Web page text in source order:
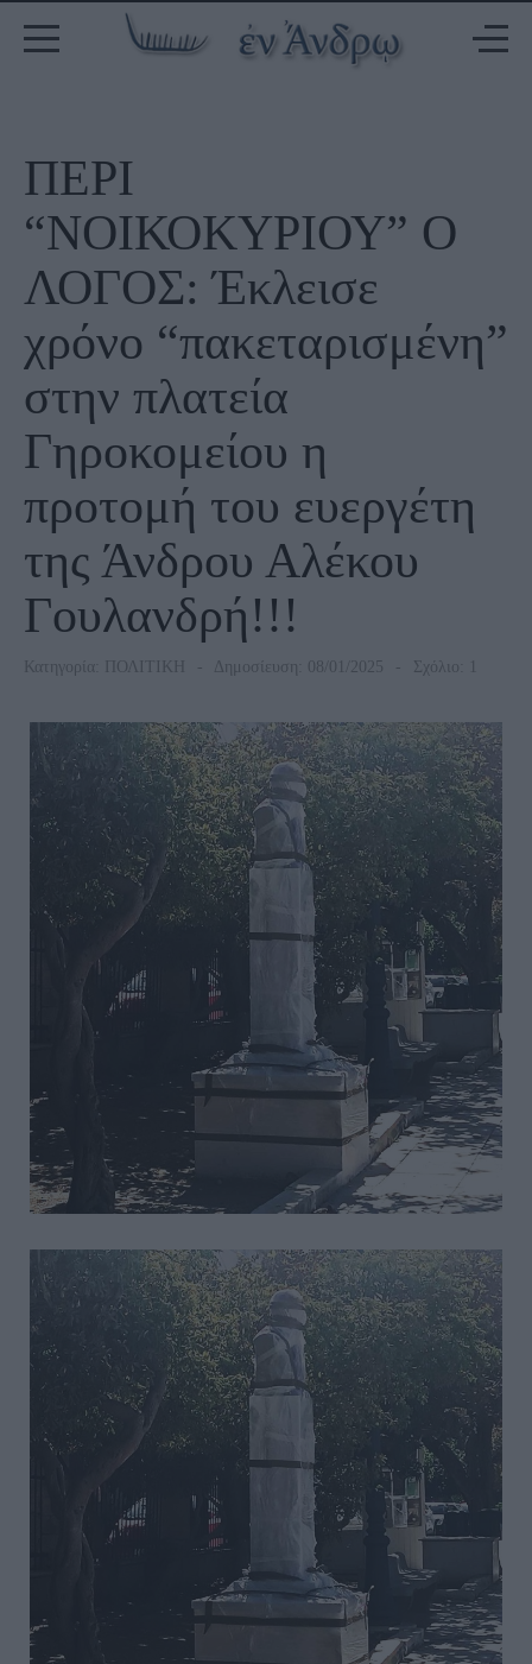
ΠΕΡΙ
“ΝΟΙΚΟΚΥΡΙΟΥ” Ο
ΛΟΓΟΣ: Έκλεισε
χρόνο “πακεταρισμένη”
στην πλατεία
Γηροκομείου η
προτομή του ευεργέτη
της Άνδρου Αλέκου
Γουλανδρή!!!
Κατηγορία: ΠΟΛΙΤΙΚΗ Δημοσίευση: 08/01/2025 Σχόλιο: 1